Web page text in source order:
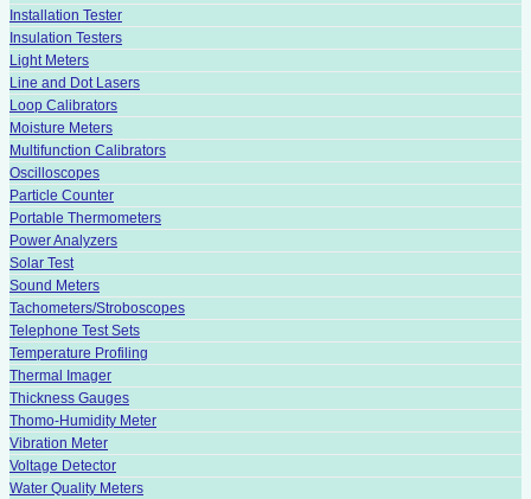
Installation Tester
Insulation Testers
Light Meters
Line and Dot Lasers
Loop Calibrators
Moisture Meters
Multifunction Calibrators
Oscilloscopes
Particle Counter
Portable Thermometers
Power Analyzers
Solar Test
Sound Meters
Tachometers/Stroboscopes
Telephone Test Sets
Temperature Profiling
Thermal Imager
Thickness Gauges
Thomo-Humidity Meter
Vibration Meter
Voltage Detector
Water Quality Meters